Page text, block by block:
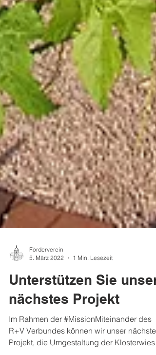
5. März 2022
1 Min. Lesezeit
Unterstützen Sie unser
nächstes Projekt
Im Rahmen der #MissionMiteinander des